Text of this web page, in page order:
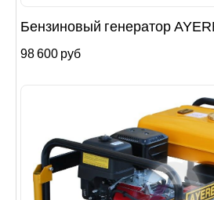
Бензиновый генератор
98 600 руб